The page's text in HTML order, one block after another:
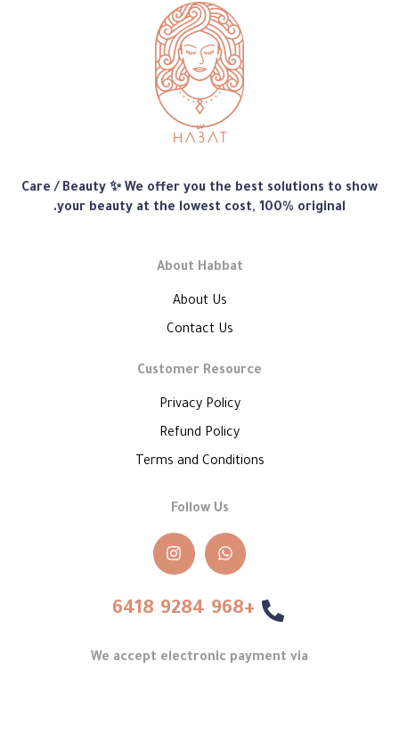
متجر
هبّات
Care / Beauty ✨ We offer you the best solutions to show
your beauty at the lowest cost, 100% original.
About Habbat
About Us
Contact Us
Customer Resource
Privacy Policy
Refund Policy
Terms and Conditions
Follow Us
+968 9284 6418
We accept electronic payment via